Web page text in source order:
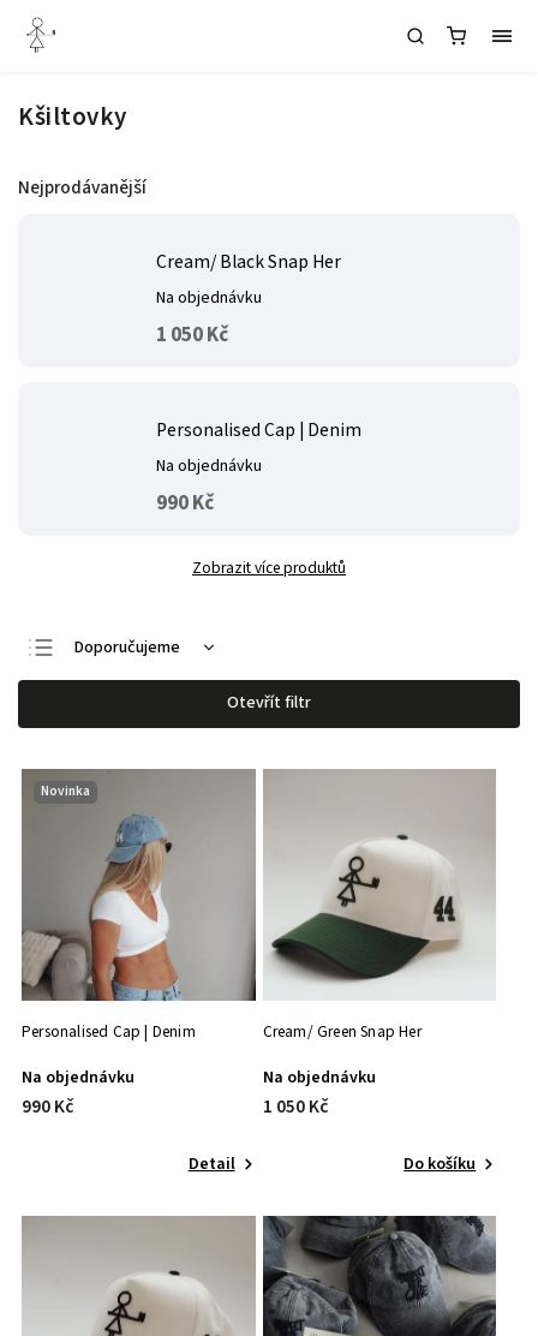
Kšiltovky
Nejprodávanější
Cream/ Black Snap Her
Na objednávku
1 050 Kč
Personalised Cap | Denim
Na objednávku
990 Kč
Zobrazit více produktů
Doporučujeme
Nejlevnější
Nejdražší
Nejprodávanější
Abecedně
Otevřít filtr
Novinka
Personalised Cap | Denim
Na objednávku
990 Kč
Detail
Cream/ Green Snap Her
Na objednávku
1 050 Kč
Do košíku